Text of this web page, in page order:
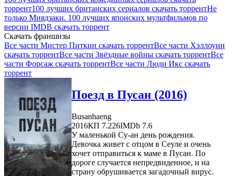
торрент100 лучших британских сериалов скачать торрентНе
только Миядзаки. 100 лучших японских мультфильмов по
версии IMDB скачать торрент
Скачать франшизы
Все части Мистер Питкин скачать торрентВсе части Хэллоуин
скачать торрентВсе части Звёздные войны скачать торрентВсе
части Форсаж скачать торрентВсе части Люди Икс скачать
торрент
Поезд в Пусан (2016)
Busanhaeng
2016КП 7.226IMDb 7.6
У маленькой Су-ан день рождения.
Девочка живет с отцом в Сеуле и очень
хочет отправиться к маме в Пусан. По
дороге случается непредвиденное, и на
страну обрушивается загадочный вирус.